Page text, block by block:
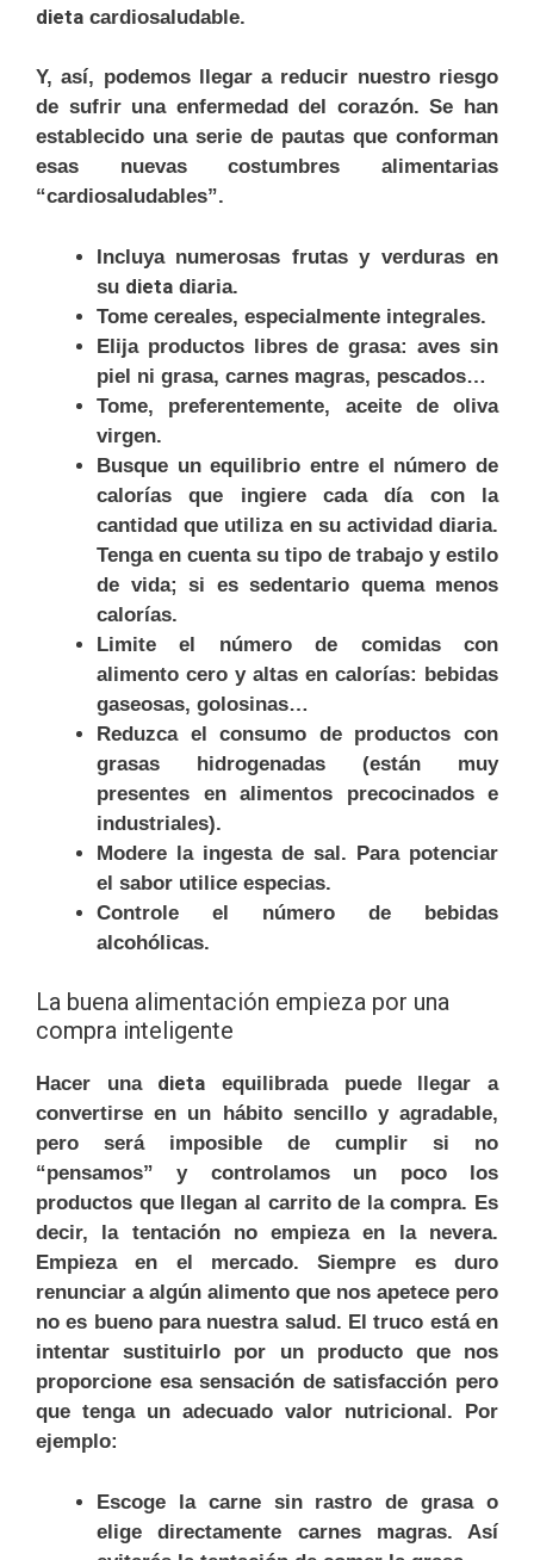
dieta cardiosaludable.
Y, así, podemos llegar a reducir nuestro riesgo
de sufrir una enfermedad del corazón. Se han
establecido una serie de pautas que conforman
esas nuevas costumbres alimentarias
“cardiosaludables”.
Incluya numerosas frutas y verduras en
su dieta diaria.
Tome cereales, especialmente integrales.
Elija productos libres de grasa: aves sin
piel ni grasa, carnes magras, pescados…
Tome, preferentemente, aceite de oliva
virgen.
Busque un equilibrio entre el número de
calorías que ingiere cada día con la
cantidad que utiliza en su actividad diaria.
Tenga en cuenta su tipo de trabajo y estilo
de vida; si es sedentario quema menos
calorías.
Limite el número de comidas con
alimento cero y altas en calorías: bebidas
gaseosas, golosinas…
Reduzca el consumo de productos con
grasas hidrogenadas (están muy
presentes en alimentos precocinados e
industriales).
Modere la ingesta de sal. Para potenciar
el sabor utilice especias.
Controle el número de bebidas
alcohólicas.
La buena alimentación empieza por una
compra inteligente
Hacer una dieta equilibrada puede llegar a
convertirse en un hábito sencillo y agradable,
pero será imposible de cumplir si no
“pensamos” y controlamos un poco los
productos que llegan al carrito de la compra. Es
decir, la tentación no empieza en la nevera.
Empieza en el mercado. Siempre es duro
renunciar a algún alimento que nos apetece pero
no es bueno para nuestra salud. El truco está en
intentar sustituirlo por un producto que nos
proporcione esa sensación de satisfacción pero
que tenga un adecuado valor nutricional. Por
ejemplo:
Escoge la carne sin rastro de grasa o
elige directamente carnes magras. Así